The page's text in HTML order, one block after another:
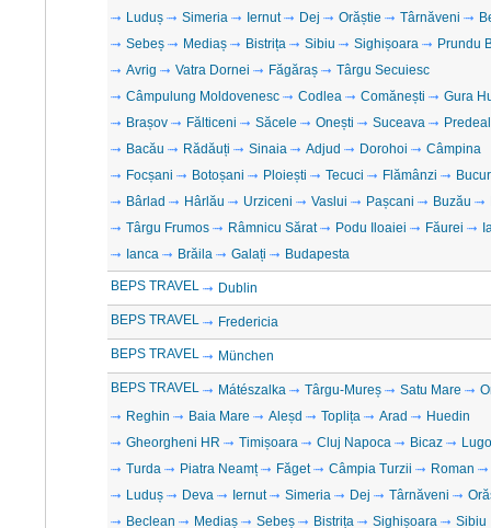
Luduș
Simeria Iernut Dej Orăștie Târnăveni
Sebeș
Mediaș Bistrița Sibiu Sighișoara
Prundu
Avrig
Vatra Dornei Făgăraș
Târgu Secuiesc
Câmpulung Moldovenesc
Codlea Comănești
Gura
Brașov
Fălticeni Săcele Onești Suceava
Predeal
Bacău
Rădăuți Sinaia Adjud Dorohoi
Câmpina
Focșani
Botoșani Ploiești Tecuci Flămânzi
Bârlad
Hârlău Urziceni Vaslui Pașcani Buzău
Târgu Frumos
Râmnicu Sărat Podu Iloaiei Făurei
Ianca
Brăila Galați Budapesta
BEPS TRAVEL Dublin
BEPS TRAVEL Fredericia
BEPS TRAVEL München
BEPS TRAVEL Mátészalka Târgu-Mureș Satu Mare
Reghin
Baia Mare Aleșd Toplița Arad
Huedin
Gheorgheni HR
Timișoara Cluj Napoca Bicaz
Turda
Piatra Neamț Făget Câmpia Turzii
Roman
Luduș
Deva Iernut Simeria Dej Târnăveni
Beclean
Mediaș Sebeș Bistrița Sighișoara
Sibiu